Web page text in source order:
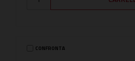
CONFRONTA